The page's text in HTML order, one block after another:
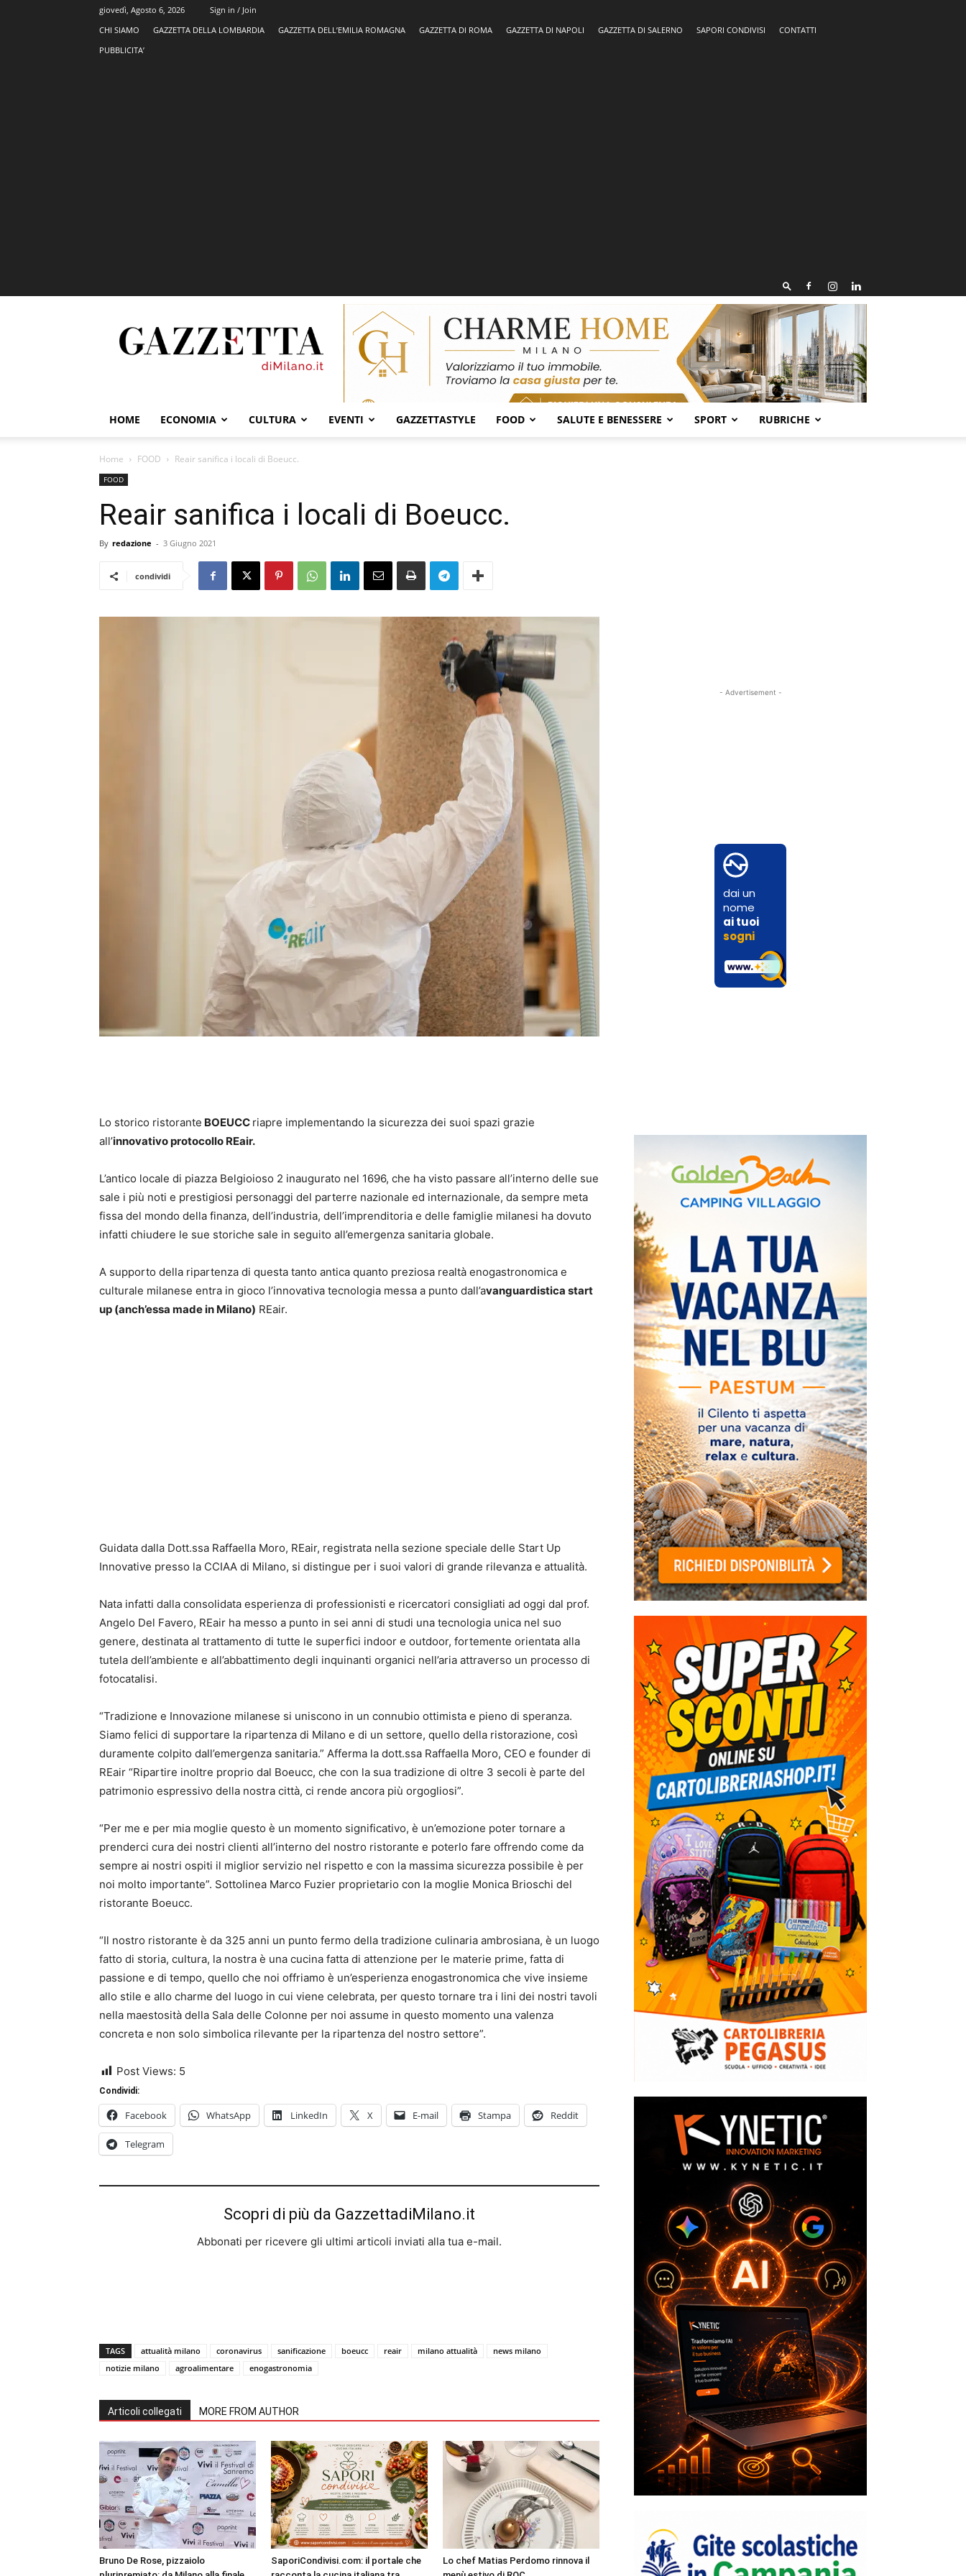
giovedì, Agosto 6, 2026
Sign in / Join
CHI SIAMO
GAZZETTA DELLA LOMBARDIA GAZZETTA DELL’EMILIA ROMAGNA GAZZETTA DI ROMA GAZZETTA DI NAPOLI GAZZETTA DI SALERNO SAPORI CONDIVISI
CONTATTI
PUBBLICITA’
HOME ECONOMIA CULTURA EVENTI GAZZETTASTYLE FOOD SALUTE E BENESSERE SPORT RUBRICHE
Home FOOD Reair sanifica i locali di Boeucc.
FOOD
Reair sanifica i locali di Boeucc.
By redazione - 3 Giugno 2021
condividi
Lo storico ristorante BOEUCC riapre implementando la sicurezza dei suoi spazi grazie
all’innovativo protocollo REair.
L’antico locale di piazza Belgioioso 2 inaugurato nel 1696, che ha visto passare all’interno delle sue
sale i più noti e prestigiosi personaggi del parterre nazionale ed internazionale, da sempre meta
fissa del mondo della finanza, dell’industria, dell’imprenditoria e delle famiglie milanesi ha dovuto
infatti chiudere le sue storiche sale in seguito all’emergenza sanitaria globale.
A supporto della ripartenza di questa tanto antica quanto preziosa realtà enogastronomica e
culturale milanese entra in gioco l’innovativa tecnologia messa a punto dall’avanguardistica start
up (anch’essa made in Milano) REair.
Guidata dalla Dott.ssa Raffaella Moro, REair, registrata nella sezione speciale delle Start Up
Innovative presso la CCIAA di Milano, si distingue per i suoi valori di grande rilevanza e attualità.
Nata infatti dalla consolidata esperienza di professionisti e ricercatori consigliati ad oggi dal prof.
Angelo Del Favero, REair ha messo a punto in sei anni di studi una tecnologia unica nel suo
genere, destinata al trattamento di tutte le superfici indoor e outdoor, fortemente orientata alla
tutela dell’ambiente e all’abbattimento degli inquinanti organici nell’aria attraverso un processo di
fotocatalisi.
“Tradizione e Innovazione milanese si uniscono in un connubio ottimista e pieno di speranza.
Siamo felici di supportare la ripartenza di Milano e di un settore, quello della ristorazione, così
duramente colpito dall’emergenza sanitaria.” Afferma la dott.ssa Raffaella Moro, CEO e founder di
REair “Ripartire inoltre proprio dal Boeucc, che con la sua tradizione di oltre 3 secoli è parte del
patrimonio espressivo della nostra città, ci rende ancora più orgogliosi”.
“Per me e per mia moglie questo è un momento significativo, è un’emozione poter tornare a
prenderci cura dei nostri clienti all’interno del nostro ristorante e poterlo fare offrendo come da
sempre ai nostri ospiti il miglior servizio nel rispetto e con la massima sicurezza possibile è per
noi molto importante”. Sottolinea Marco Fuzier proprietario con la moglie Monica Brioschi del
ristorante Boeucc.
“Il nostro ristorante è da 325 anni un punto fermo della tradizione culinaria ambrosiana, è un luogo
fatto di storia, cultura, la nostra è una cucina fatta di attenzione per le materie prime, fatta di
passione e di tempo, quello che noi offriamo è un’esperienza enogastronomica che vive insieme
allo stile e allo charme del luogo in cui viene celebrata, per questo tornare tra i lini dei nostri tavoli
nella maestosità della Sala delle Colonne per noi assume in questo momento una valenza
concreta e non solo simbolica rilevante per la ripartenza del nostro settore”.
Post Views: 5
Condividi:
Facebook WhatsApp LinkedIn X E-mail Stampa Reddit
Telegram
Scopri di più da GazzettadiMilano.it
Abbonati per ricevere gli ultimi articoli inviati alla tua e-mail.
TAGS attualità milano coronavirus sanificazione boeucc reair milano attualità
news milano
notizie milano
agroalimentare enogastronomia
Articoli collegati MORE FROM AUTHOR
Bruno De Rose, pizzaiolo
SaporiCondivisi.com: il portale che
Lo chef Matias Perdomo rinnova il
- Advertisement -